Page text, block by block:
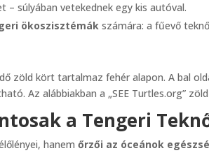
– súlyában vetekednek egy kis autóval.
ökoszisztémák számára: a fűevő
a Tengeri
hanemőrzői az óceánok